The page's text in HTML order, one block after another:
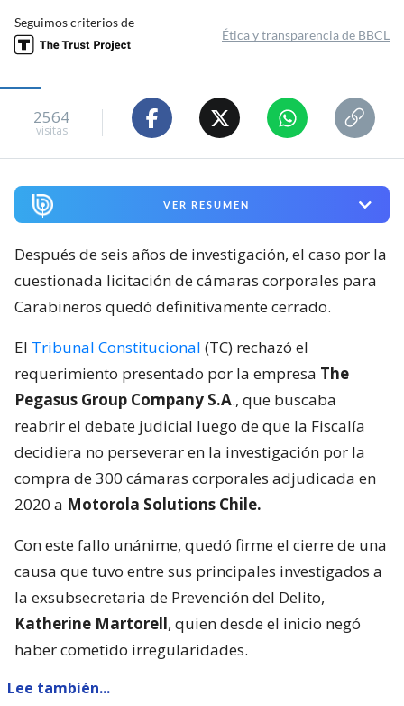
Seguimos criterios de
Ética y transparencia de BBCL
2564
visitas
VER RESUMEN
Después de seis años de investigación, el caso por la
cuestionada licitación de cámaras corporales para
Carabineros quedó definitivamente cerrado.
El Tribunal Constitucional (TC) rechazó el
requerimiento presentado por la empresa The
Pegasus Group Company S.A., que buscaba
reabrir el debate judicial luego de que la Fiscalía
decidiera no perseverar en la investigación por la
compra de 300 cámaras corporales adjudicada en
2020 a Motorola Solutions Chile.
Con este fallo unánime, quedó firme el cierre de una
causa que tuvo entre sus principales investigados a
la exsubsecretaria de Prevención del Delito,
Katherine Martorell, quien desde el inicio negó
haber cometido irregularidades.
Lee también...